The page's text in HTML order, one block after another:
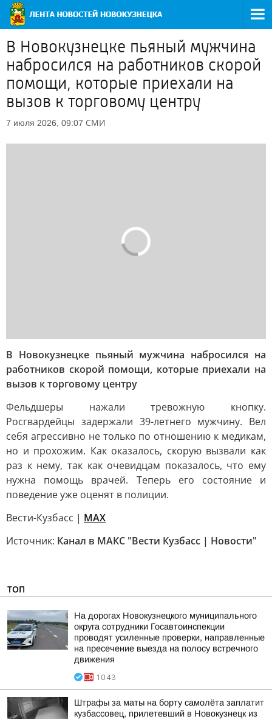
В Новокузнецке пьяный мужчина
набросился на работников скорой
помощи, которые приехали на
вызов к торговому центру
7 июля 2026, 09:07 СМИ
В Новокузнецке пьяный мужчина набросился на
работников скорой помощи, которые приехали на
вызов к торговому центру
Фельдшеры нажали тревожную кнопку.
Росгвардейцы задержали 39-летнего мужчину. Вел
себя агрессивно не только по отношению к медикам,
но и прохожим. Как оказалось, скорую вызвали как
раз к нему, так как очевидцам показалось, что ему
нужна помощь врачей. Теперь его состояние и
поведение уже оценят в полиции.
Вести-Кузбасс | MAX
Источник: Канал в МАКС "Вести Кузбасс | Новости"
ТОП
На дорогах Новокузнецкого муниципального
округа сотрудники Госавтоинспекции
проводят усиленные проверки, направленные
на пресечение выезда на полосу встречного
движения
10:43
Штрафы за маты на борту самолёта заплатит
кузбассовец, прилетевший в Новокузнецк из